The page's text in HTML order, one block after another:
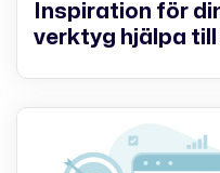
Inspiration för
verktyg hjälpa